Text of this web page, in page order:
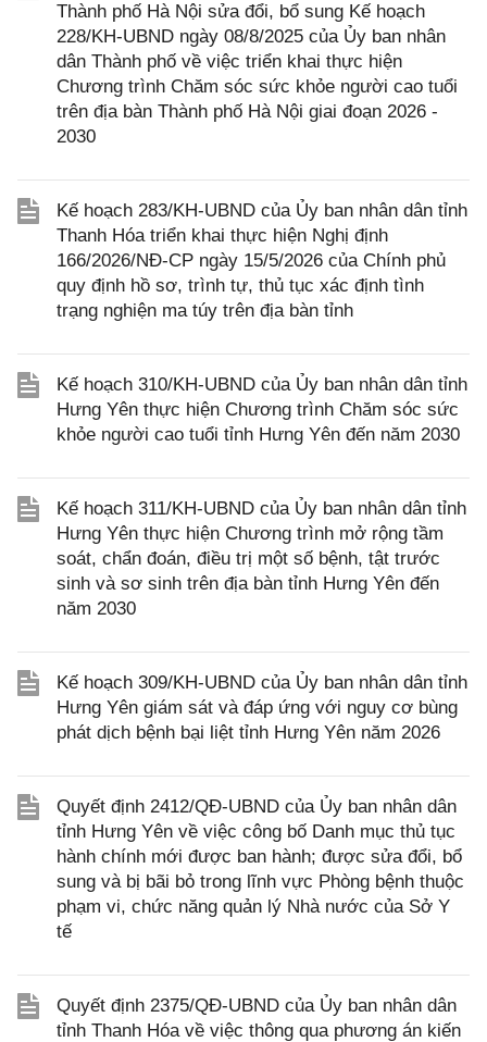
Thành phố Hà Nội sửa đổi, bổ sung Kế hoạch
228/KH-UBND ngày 08/8/2025 của Ủy ban nhân
dân Thành phố về việc triển khai thực hiện
Chương trình Chăm sóc sức khỏe người cao tuổi
trên địa bàn Thành phố Hà Nội giai đoạn 2026 -
2030
Kế hoạch 283/KH-UBND của Ủy ban nhân dân tỉnh
Thanh Hóa triển khai thực hiện Nghị định
166/2026/NĐ-CP ngày 15/5/2026 của Chính phủ
quy định hồ sơ, trình tự, thủ tục xác định tình
trạng nghiện ma túy trên địa bàn tỉnh
Kế hoạch 310/KH-UBND của Ủy ban nhân dân tỉnh
Hưng Yên thực hiện Chương trình Chăm sóc sức
khỏe người cao tuổi tỉnh Hưng Yên đến năm 2030
Kế hoạch 311/KH-UBND của Ủy ban nhân dân tỉnh
Hưng Yên thực hiện Chương trình mở rộng tầm
soát, chẩn đoán, điều trị một số bệnh, tật trước
sinh và sơ sinh trên địa bàn tỉnh Hưng Yên đến
năm 2030
Kế hoạch 309/KH-UBND của Ủy ban nhân dân tỉnh
Hưng Yên giám sát và đáp ứng với nguy cơ bùng
phát dịch bệnh bại liệt tỉnh Hưng Yên năm 2026
Quyết định 2412/QĐ-UBND của Ủy ban nhân dân
tỉnh Hưng Yên về việc công bố Danh mục thủ tục
hành chính mới được ban hành; được sửa đổi, bổ
sung và bị bãi bỏ trong lĩnh vực Phòng bệnh thuộc
phạm vi, chức năng quản lý Nhà nước của Sở Y
tế
Quyết định 2375/QĐ-UBND của Ủy ban nhân dân
tỉnh Thanh Hóa về việc thông qua phương án kiến